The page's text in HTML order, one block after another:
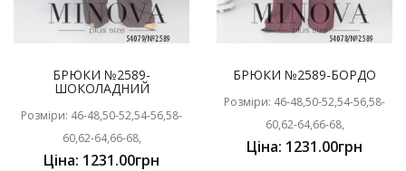
БРЮКИ №2589-
ШОКОЛАДНИЙ
Розміри: 46-48,50-52,54-56,58-
60,62-64,66-68,
Ціна: 1231.00грн
БРЮКИ №2589-БОРДО
Розміри: 46-48,50-52,54-56,58-
60,62-64,66-68,
Ціна: 1231.00грн